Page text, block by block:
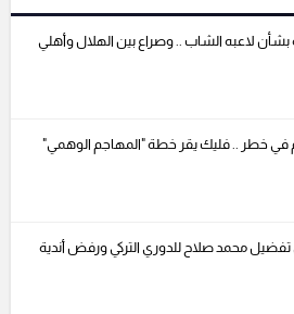
لاعبه الشاب .. وصراع بين الهلال وأهلي
في خطر .. فليك يقر خطة "المهاجم الوهمي"
محمد صلاح للدوري التركي ورفض أندية